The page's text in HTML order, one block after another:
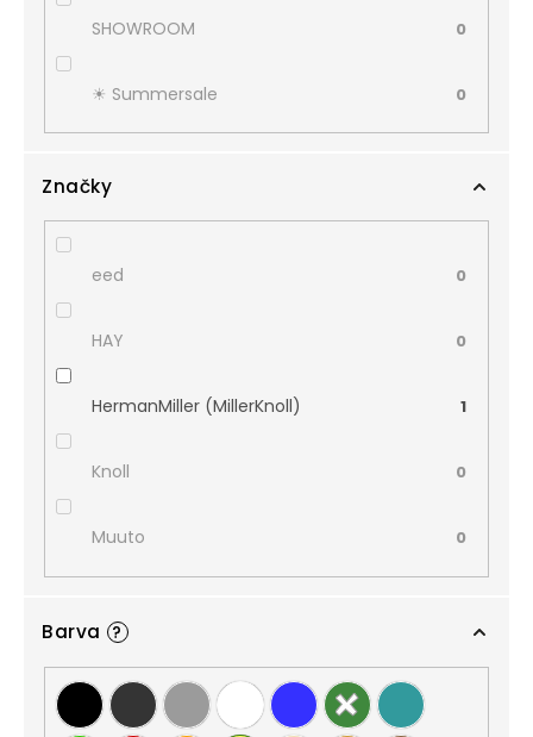
SHOWROOM 0
☀︎ Summersale 0
Značky
eed 0
HAY 0
HermanMiller (MillerKnoll) 1
Knoll 0
Muuto 0
Barva ?